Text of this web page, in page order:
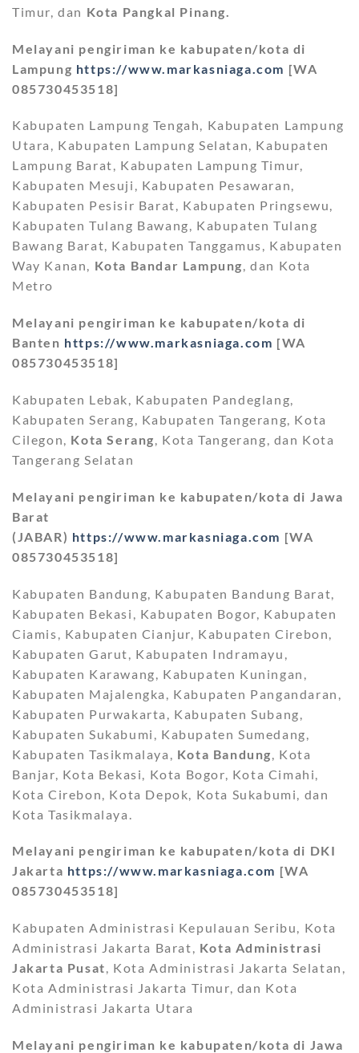
Timur, dan Kota Pangkal Pinang.
Melayani pengiriman ke kabupaten/kota di
Lampung https://www.markasniaga.com [WA
085730453518]
Kabupaten Lampung Tengah, Kabupaten Lampung
Utara, Kabupaten Lampung Selatan, Kabupaten
Lampung Barat, Kabupaten Lampung Timur,
Kabupaten Mesuji, Kabupaten Pesawaran,
Kabupaten Pesisir Barat, Kabupaten Pringsewu,
Kabupaten Tulang Bawang, Kabupaten Tulang
Bawang Barat, Kabupaten Tanggamus, Kabupaten
Way Kanan, Kota Bandar Lampung, dan Kota
Metro
Melayani pengiriman ke kabupaten/kota di
Banten https://www.markasniaga.com [WA
085730453518]
Kabupaten Lebak, Kabupaten Pandeglang,
Kabupaten Serang, Kabupaten Tangerang, Kota
Cilegon, Kota Serang, Kota Tangerang, dan Kota
Tangerang Selatan
Melayani pengiriman ke kabupaten/kota di Jawa
Barat
(JABAR) https://www.markasniaga.com [WA
085730453518]
Kabupaten Bandung, Kabupaten Bandung Barat,
Kabupaten Bekasi, Kabupaten Bogor, Kabupaten
Ciamis, Kabupaten Cianjur, Kabupaten Cirebon,
Kabupaten Garut, Kabupaten Indramayu,
Kabupaten Karawang, Kabupaten Kuningan,
Kabupaten Majalengka, Kabupaten Pangandaran,
Kabupaten Purwakarta, Kabupaten Subang,
Kabupaten Sukabumi, Kabupaten Sumedang,
Kabupaten Tasikmalaya, Kota Bandung
, Kota
Banjar, Kota Bekasi, Kota Bogor, Kota Cimahi,
Kota Cirebon, Kota Depok, Kota Sukabumi, dan
Kota Tasikmalaya.
Melayani pengiriman ke kabupaten/kota di DKI
Jakarta https://www.markasniaga.com [WA
085730453518]
Kabupaten Administrasi Kepulauan Seribu, Kota
Administrasi Jakarta Barat, Kota Administrasi
Jakarta Pusat, Kota Administrasi Jakarta Selatan,
Kota Administrasi Jakarta Timur, dan Kota
Administrasi Jakarta Utara
Melayani pengiriman ke kabupaten/kota di Jawa